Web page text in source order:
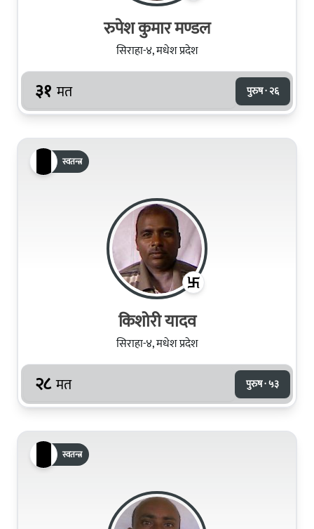
रुपेश कुमार मण्डल
सिराहा-४, मधेश प्रदेश
३१ मत पुरुष · २६
स्वतन्त्र
किशोरी यादव
सिराहा-४, मधेश प्रदेश
२८ मत पुरुष · ५३
स्वतन्त्र